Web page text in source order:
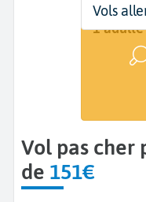
Départ
De...
Dates
Dates
1 adulte
Vols
Vol pas cher
de 151€